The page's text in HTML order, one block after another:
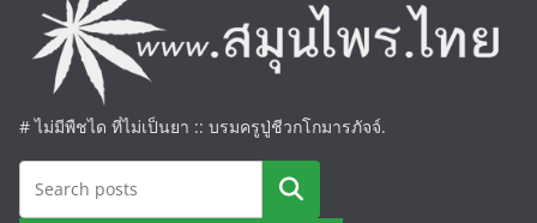
# ไม่มีพืชได ที่ไม่เป็นยา :: บรมครูปู่ชีวกโกมารภัจจ์.
ค้นหา